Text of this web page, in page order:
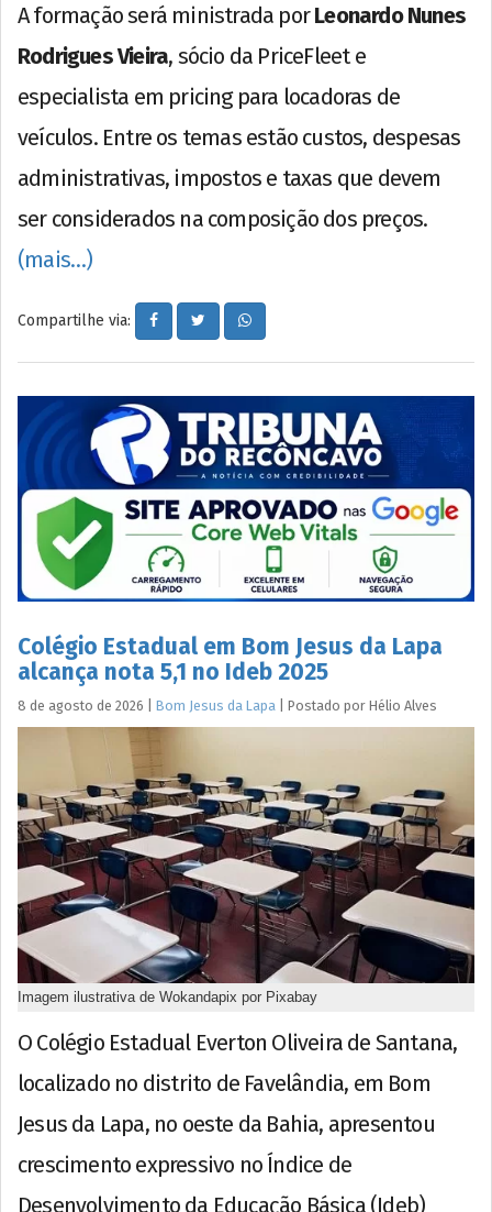
A formação será ministrada porLeonardo Nunes
Rodrigues Vieira, sócio da PriceFleet e
especialista em pricing para locadoras de
veículos. Entre os temas estão custos, despesas
administrativas, impostos e taxas que devem
ser considerados na composição dos preços.
(mais…)
Compartilhe via:
Colégio Estadual em Bom Jesus da Lapa
alcança nota 5,1 no Ideb 2025
8 de agosto de 2026 Bom Jesus da Lapa Postado por Hélio Alves
Imagem ilustrativa de Wokandapix por Pixabay
O Colégio Estadual Everton Oliveira de Santana,
localizado no distrito de Favelândia, em Bom
Jesus da Lapa, no oeste da Bahia, apresentou
crescimento expressivo no Índice de
Desenvolvimento da Educação Básica (Ideb)